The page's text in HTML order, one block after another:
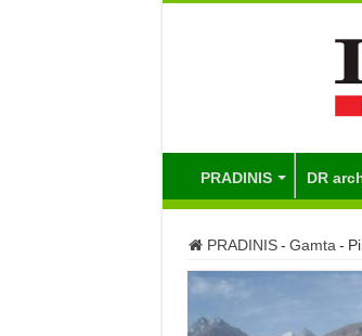
PRADINIS DR
PRADINIS - Gamta -